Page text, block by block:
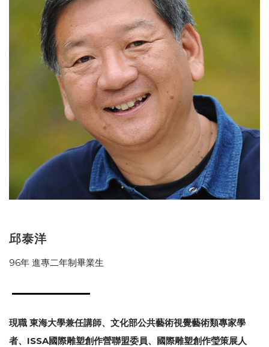
邱泰洋
96年 進專二年制畢業生
現職 東海大學兼任講師、文化部公共藝術視覺藝術類專家學
者、ISSA國際雕塑創作營聯盟委員、國際雕塑創作瑩策展人